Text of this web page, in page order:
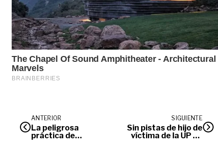
ANTERIOR
La peligrosa
práctica de
SIGUIENTE
Sin pistas de hijo de
víctima de la UP en